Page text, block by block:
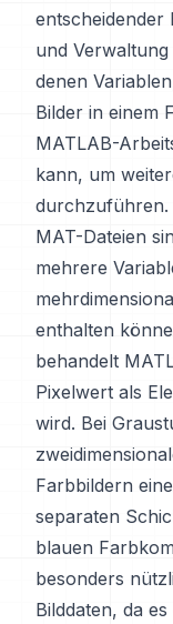
entscheidender
und
denen
Bilder in einem
MATLAB-
kann, um
durchzuführen.
MAT-Dateien
mehrere
enthalten
behandelt
Pixelwert als
wird. Bei
Farbbildern
separaten
blauen
besonders
Bilddaten, da